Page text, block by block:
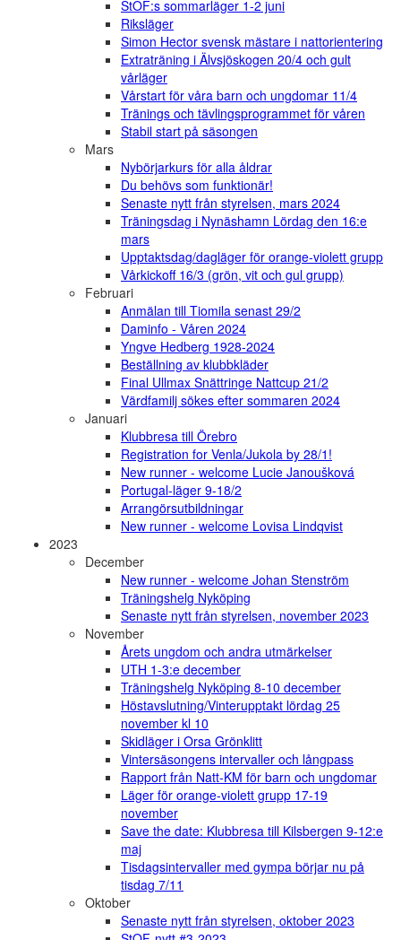
StOF:s sommarläger 1-2 juni
Riksläger
Simon Hector svensk mästare i nattorientering
Extraträning i Älvsjöskogen 20/4 och gult
vårläger
Vårstart för våra barn och ungdomar 11/4
Tränings och tävlingsprogrammet för våren
Stabil start på säsongen
Mars
Nybörjarkurs för alla åldrar
Du behövs som funktionär!
Senaste nytt från styrelsen, mars 2024
Träningsdag i Nynäshamn Lördag den 16:e
mars
Upptaktsdag/dagläger för orange-violett grupp
Vårkickoff 16/3 (grön, vit och gul grupp)
Februari
Anmälan till Tiomila senast 29/2
Daminfo - Våren 2024
Yngve Hedberg 1928-2024
Beställning av klubbkläder
Final Ullmax Snättringe Nattcup 21/2
Värdfamilj sökes efter sommaren 2024
Januari
Klubbresa till Örebro
Registration for Venla/Jukola by 28/1!
New runner - welcome Lucie Janoušková
Portugal-läger 9-18/2
Arrangörsutbildningar
New runner - welcome Lovisa Lindqvist
2023
December
New runner - welcome Johan Stenström
Träningshelg Nyköping
Senaste nytt från styrelsen, november 2023
November
Årets ungdom och andra utmärkelser
UTH 1-3:e december
Träningshelg Nyköping 8-10 december
Höstavslutning/Vinterupptakt lördag 25
november kl 10
Skidläger i Orsa Grönklitt
Vintersäsongens intervaller och långpass
Rapport från Natt-KM för barn och ungdomar
Läger för orange-violett grupp 17-19
november
Save the date: Klubbresa till Kilsbergen 9-12:e
maj
Tisdagsintervaller med gympa börjar nu på
tisdag 7/11
Oktober
Senaste nytt från styrelsen, oktober 2023